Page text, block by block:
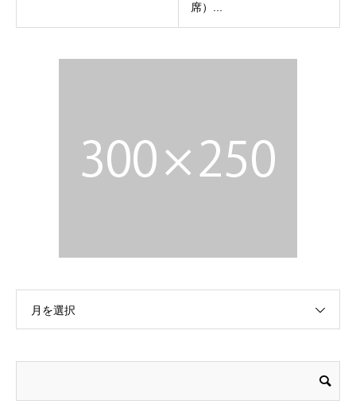
席）...
月を選択